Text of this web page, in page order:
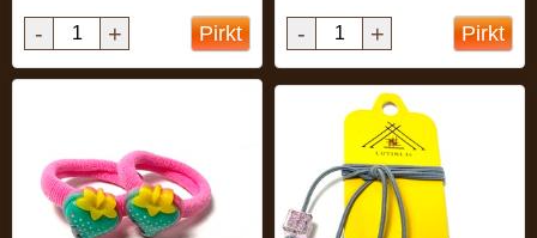
- + Pirkt - + Pirkt